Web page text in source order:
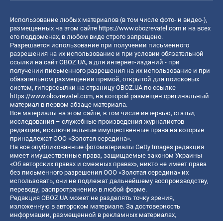
Использование любых материалов (в том числе фото- и видео-),
размещенных на этом сайте https://www.obozrevatel.com и на всех
его поддоменах, в любом виде строго запрещено.
Разрешается использование при получении письменного
разрешения на их использование и при условии обязательной
ссылки на сайт OBOZ.UA, а для интернет-изданий - при
получении письменного разрешения на их использование и при
обязательном размещении прямой, открытой для поисковых
систем, гиперссылки на страницу OBOZ.UA по ссылке
https://www.obozrevatel.com, на которой размещен оригинальный
материал в первом абзаце материала.
Все материалы на этом сайте, в том числе интервью, статьи,
исследования – служебные произведения журналистов
редакции, исключительные имущественные права на которые
принадлежат ООО «Золотая середина».
На все опубликованные фотоматериалы Getty Images редакция
имеет имущественные права, защищаемые законом Украины
«Об авторских правах и смежных правах», никто не имеет права
без письменного разрешения ООО «Золотая середина» их
использовать, они не подлежат дальнейшему воспроизводству,
переводу, распространению в любой форме.
Редакция OBOZ.UA может не разделять точку зрения,
изложенную в авторском материале. За достоверность
информации, размещенной в рекламных материалах,